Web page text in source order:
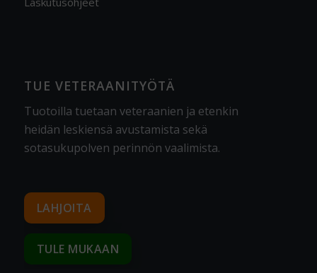
TUE VETERAANITYÖTÄ
Tuotoilla tuetaan veteraanien ja etenkin
heidän leskiensä avustamista sekä
sotasukupolven perinnön vaalimista.
LAHJOITA
TULE MUKAAN